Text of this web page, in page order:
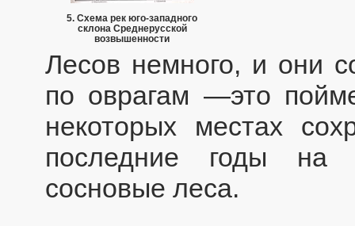
5. Схема рек юго-западного
склона Среднерусской
возвышенности
Лесов немного, и они
по оврагам —это
некоторых местах
последние годы на
сосновые леса.